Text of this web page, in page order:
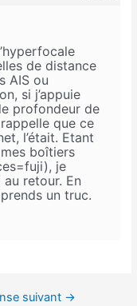
de distance
AIS ou
si j’appuie
profondeur de
que ce
l’était. Etant
boîtiers
je
retour. En
un truc.
suivant →